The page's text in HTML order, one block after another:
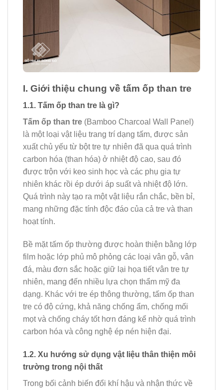
I. Giới thiệu chung về tấm ốp than tre
1.1. Tấm ốp than tre là gì?
Tấm ốp than tre (Bamboo Charcoal Wall Panel)
là một loại vật liệu trang trí dạng tấm, được sản
xuất chủ yếu từ bột tre tự nhiên đã qua quá trình
carbon hóa (than hóa) ở nhiệt độ cao, sau đó
được trộn với keo sinh học và các phụ gia tự
nhiên khác rồi ép dưới áp suất và nhiệt độ lớn.
Quá trình này tạo ra một vật liệu rắn chắc, bền bỉ,
mang những đặc tính độc đáo của cả tre và than
hoạt tính.
Bề mặt tấm ốp thường được hoàn thiện bằng lớp
film hoặc lớp phủ mô phỏng các loại vân gỗ, vân
đá, màu đơn sắc hoặc giữ lại họa tiết vân tre tự
nhiên, mang đến nhiều lựa chọn thẩm mỹ đa
dạng. Khác với tre ép thông thường, tấm ốp than
tre có độ cứng, khả năng chống ẩm, chống mối
mọt và chống cháy tốt hơn đáng kể nhờ quá trình
carbon hóa và công nghệ ép nén hiện đại.
1.2. Xu hướng sử dụng vật liệu thân thiện môi
trường trong nội thất
Trong bối cảnh biến đổi khí hậu và nhận thức về